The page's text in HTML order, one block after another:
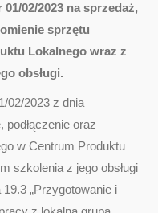
02/2023 na sprzedaż,
sprzętu
Lokalnego wraz z
obsługi.
02/2023 z dnia
podłączenie oraz
w Centrum Produktu
szkolenia z jego obsługi
„Przygotowanie i